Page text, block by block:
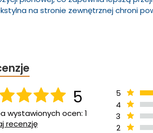
na stronie zewnętrznej chroni
5
wystawionych ocen: 1
recenzję
5
4
3
2